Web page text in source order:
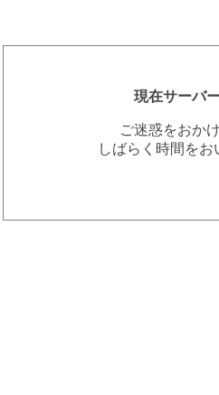
現在サーバ
ご迷惑をおか
しばらく時間を